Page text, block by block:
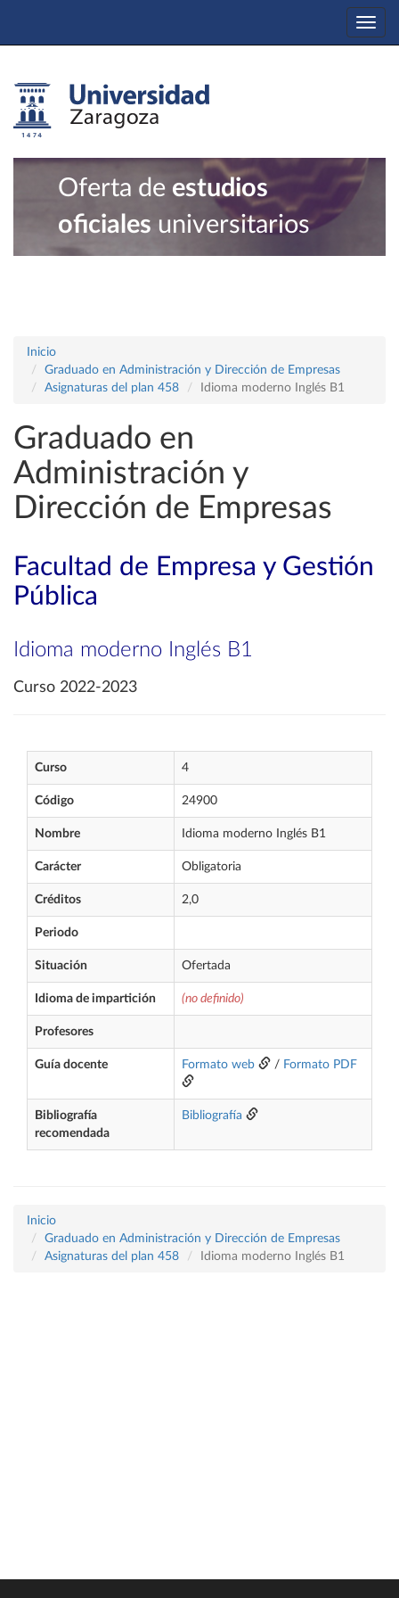
Oferta de estudios
oficiales universitarios
Inicio
Graduado en Administración y Dirección de Empresas
Asignaturas del plan 458
Idioma moderno Inglés B1
Graduado en
Administración y
Dirección de Empresas
Facultad de Empresa y Gestión
Pública
Idioma moderno Inglés B1
Curso 2022-2023
Curso 4
Código 24900
Nombre Idioma moderno Inglés B1
Carácter Obligatoria
Créditos 2,0
Periodo
Situación Ofertada
Idioma de impartición (no definido)
Profesores
Guía docente Formato web / Formato PDF
Bibliografía
recomendada
Bibliografía
Inicio
Graduado en Administración y Dirección de Empresas
Asignaturas del plan 458
Idioma moderno Inglés B1